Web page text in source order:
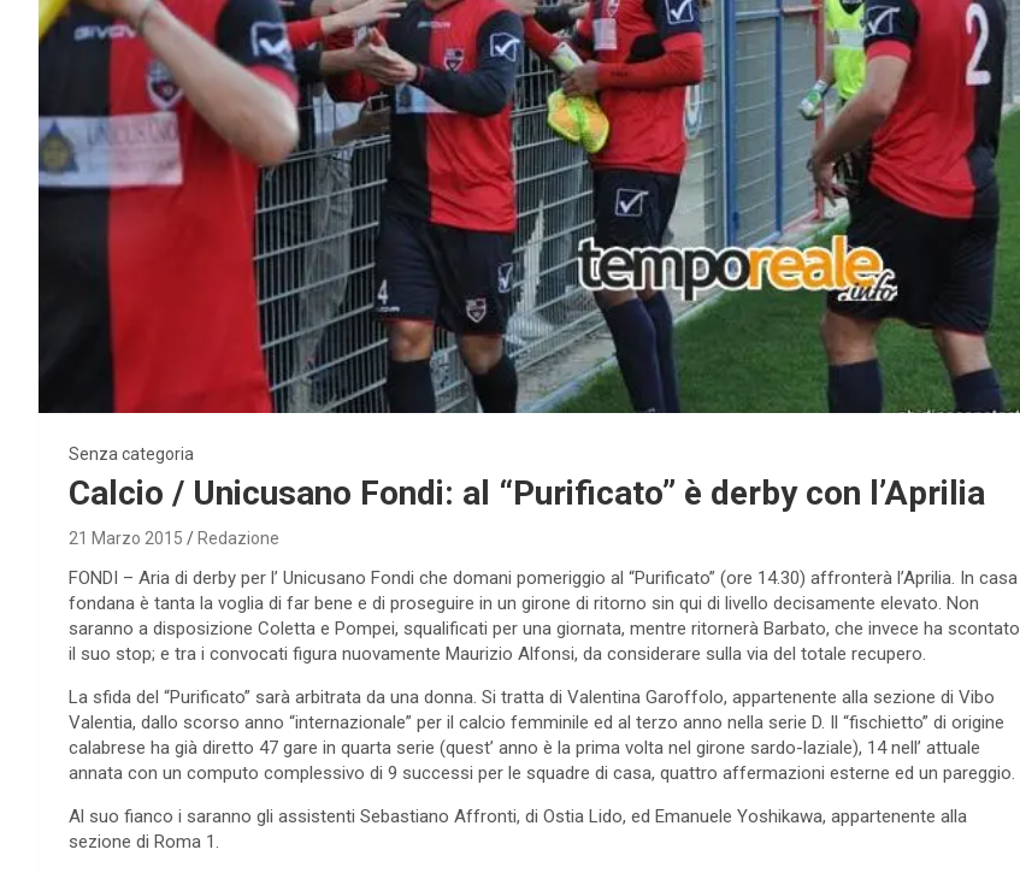
Senza categoria
Calcio / Unicusano Fondi: al “Purificato” è derby con l’Aprilia
21 Marzo 2015 Redazione
FONDI – Aria di derby per l’ Unicusano Fondi che domani pomeriggio al “Purificato” (ore 14.30) affronterà l’Aprilia. In casa
fondana è tanta la voglia di far bene e di proseguire in un girone di ritorno sin qui di livello decisamente elevato. Non
saranno a disposizione Coletta e Pompei, squalificati per una giornata, mentre ritornerà Barbato, che invece ha scontato
il suo stop; e tra i convocati figura nuovamente Maurizio Alfonsi, da considerare sulla via del totale recupero.
La sfida del “Purificato” sarà arbitrata da una donna. Si tratta di Valentina Garoffolo, appartenente alla sezione di Vibo
Valentia, dallo scorso anno “internazionale” per il calcio femminile ed al terzo anno nella serie D. Il “fischietto” di origine
calabrese ha già diretto 47 gare in quarta serie (quest’ anno è la prima volta nel girone sardo-laziale), 14 nell’ attuale
annata con un computo complessivo di 9 successi per le squadre di casa, quattro affermazioni esterne ed un pareggio.
Al suo fianco i saranno gli assistenti Sebastiano Affronti, di Ostia Lido, ed Emanuele Yoshikawa, appartenente alla
sezione di Roma 1.